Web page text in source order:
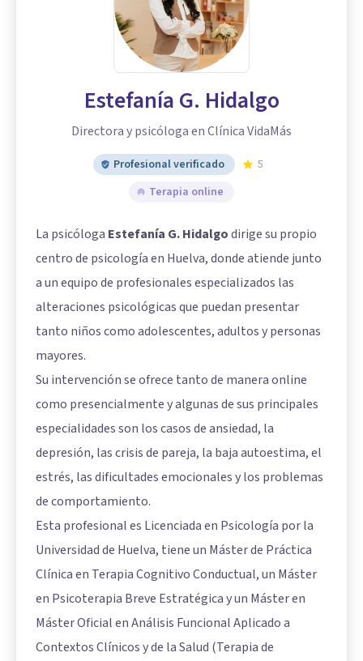
Estefanía G. Hidalgo
Directora y psicóloga en Clínica VidaMás
Profesional verificado
5
Terapia online
La psicóloga Estefanía G. Hidalgodirige su propio
centro de psicología en Huelva, donde atiende junto
a un equipo de profesionales especializados las
alteraciones psicológicas que puedan presentar
tanto niños como adolescentes, adultos y personas
mayores.
Su intervención se ofrece tanto de manera online
como presencialmente y algunas de sus principales
especialidades son los casos de ansiedad, la
depresión, las crisis de pareja, la baja autoestima, el
estrés, las dificultades emocionales y los problemas
de comportamiento.
Esta profesional es Licenciada en Psicología por la
Universidad de Huelva, tiene un Máster de Práctica
Clínica en Terapia Cognitivo Conductual, un Máster
en Psicoterapia Breve Estratégica y un Máster en
Máster Oficial en Análisis Funcional Aplicado a
Contextos Clínicos y de la Salud (Terapia de